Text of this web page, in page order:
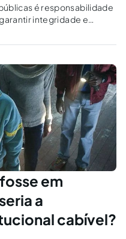
é responsabilidade
integridade e
em
a
cabível?